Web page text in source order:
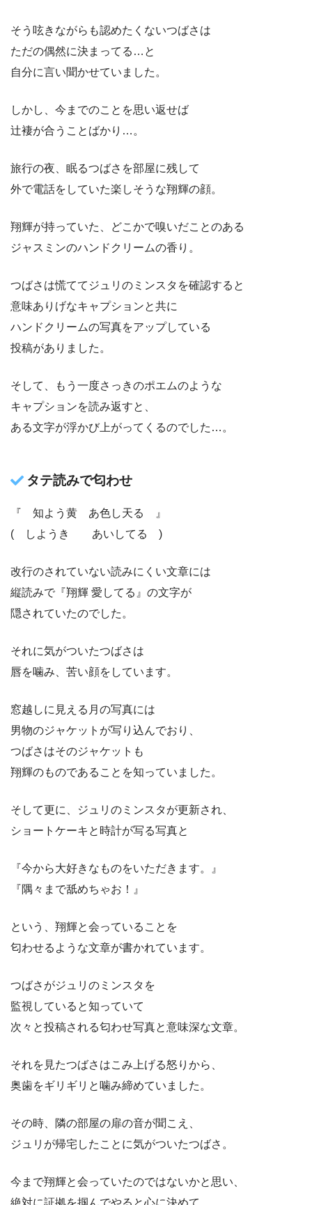
そう呟きながらも認めたくないつばさは
ただの偶然に決まってる…と
自分に言い聞かせていました。
しかし、今までのことを思い返せば
辻褄が合うことばかり…。
旅行の夜、眠るつばさを部屋に残して
外で電話をしていた楽しそうな翔輝の顔。
翔輝が持っていた、どこかで嗅いだことのある
ジャスミンのハンドクリームの香り。
つばさは慌ててジュリのミンスタを確認すると
意味ありげなキャプションと共に
ハンドクリームの写真をアップしている
投稿がありました。
そして、もう一度さっきのポエムのような
キャプションを読み返すと、
ある文字が浮かび上がってくるのでした…。
タテ読みで匂わせ
『 知よう黄 あ色し天る 』
( しようき あいしてる )
改行のされていない読みにくい文章には
縦読みで『翔輝 愛してる』の文字が
隠されていたのでした。
それに気がついたつばさは
唇を噛み、苦い顔をしています。
窓越しに見える月の写真には
男物のジャケットが写り込んでおり、
つばさはそのジャケットも
翔輝のものであることを知っていました。
そして更に、ジュリのミンスタが更新され、
ショートケーキと時計が写る写真と
『今から大好きなものをいただきます。』
『隅々まで舐めちゃお！』
という、翔輝と会っていることを
匂わせるような文章が書かれています。
つばさがジュリのミンスタを
監視していると知っていて
次々と投稿される匂わせ写真と意味深な文章。
それを見たつばさはこみ上げる怒りから、
奥歯をギリギリと噛み締めていました。
その時、隣の部屋の扉の音が聞こえ、
ジュリが帰宅したことに気がついたつばさ。
今まで翔輝と会っていたのではないかと思い、
絶対に証拠を掴んでやると心に決めて